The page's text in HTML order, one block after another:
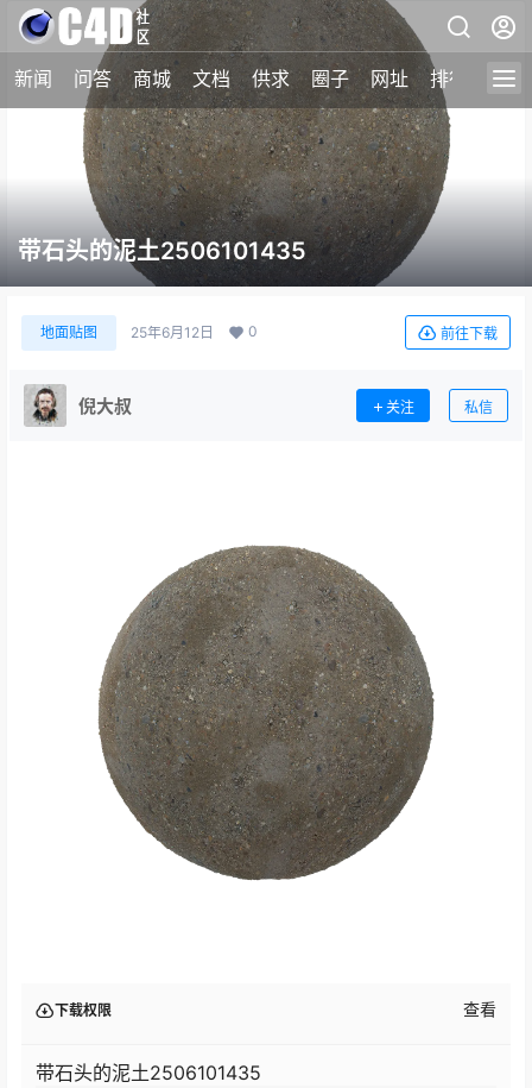
新闻 问答 商城 文档 供求 圈子 网址 排行榜
带石头的泥土2506101435
地面贴图 25年6月12日 0 前往下载
倪大叔 关注 私信
下载权限 查看
带石头的泥土2506101435